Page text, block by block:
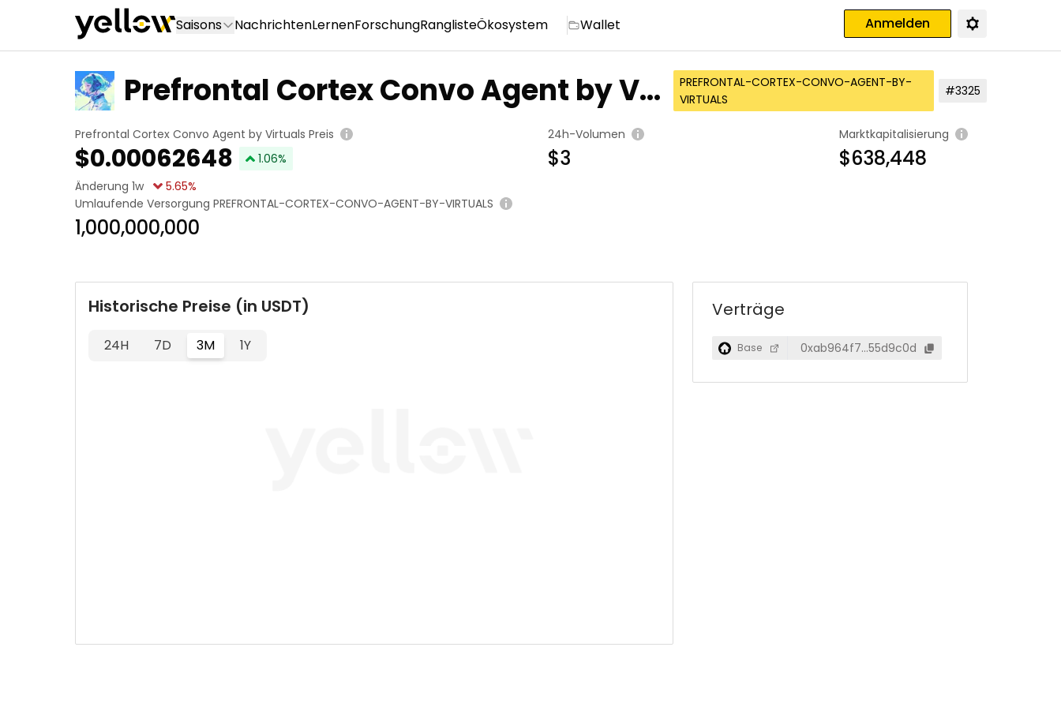
Saisons NachrichtenLernenForschungRanglisteÖkosystem Wallet Anmelden
Prefrontal Cortex Convo Agent by Vir
tuals
PREFRONTAL-CORTEX-CONVO-AGENT-BY-
VIRTUALS
#3325
Prefrontal Cortex Convo Agent by Virtuals Preis
$0.00062648 1.06%
Änderung 1w
5.65%
24h-Volumen
$3
Marktkapitalisierung
$638,448
Umlaufende Versorgung PREFRONTAL-CORTEX-CONVO-AGENT-BY-VIRTUALS
1,000,000,000
Historische Preise (in USDT)
24H 7D 3M 1Y
Verträge
Base 0xab964f7…55d9c0d